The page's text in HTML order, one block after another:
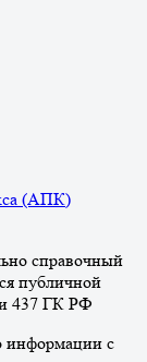
(АПК)
справочный
публичной
437 ГК РФ
информации с